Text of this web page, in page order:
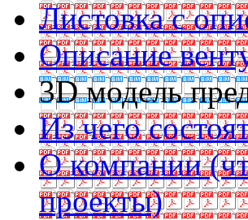
Листовка с
Описание
3D модель
Из чего
О компании
проекты)